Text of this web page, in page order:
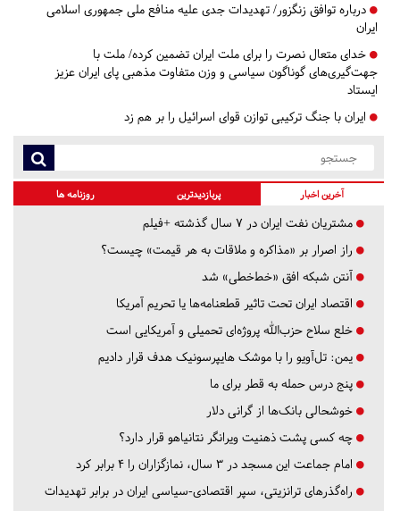
درباره توافق زنگزور/ تهدیدات جدی علیه منافع ملی جمهوری اسلامی
ایران
خدای متعال نصرت را برای ملت ایران تضمین کرده/ ملت با
جهت‌گیری‌های گوناگون سیاسی و وزن متفاوت مذهبی پای ایران عزیز
ایستاد
ایران با جنگ ترکیبی توازن قوای اسرائیل را بر هم زد
آخرین اخبار پربازدیدترین روزنامه ها
مشتریان نفت ایران در ۷ سال گذشته +فیلم
راز اصرار بر «مذاکره و ملاقات به هر قیمت» چیست؟
آنتن شبکه افق «خط‌خطی» شد
اقتصاد ایران تحت تاثیر قطعنامه‌ها یا تحریم‌ آمریکا
خلع سلاح حزب‌الله پروژه‌ای تحمیلی و آمریکایی است
یمن: تل‌آویو را با موشک هایپرسونیک هدف قرار دادیم
پنج درس‌ حمله به قطر برای ما
خوشحالی بانک‌ها از گرانی دلار
چه کسی پشت ذهنیت ویرانگر نتانیاهو قرار دارد؟
امام جماعت این مسجد در ۳ سال، نمازگزاران را ۴ برابر کرد
راه‌گذرهای ترانزیتی، سپر اقتصادی-سیاسی ایران در برابر تهدیدات